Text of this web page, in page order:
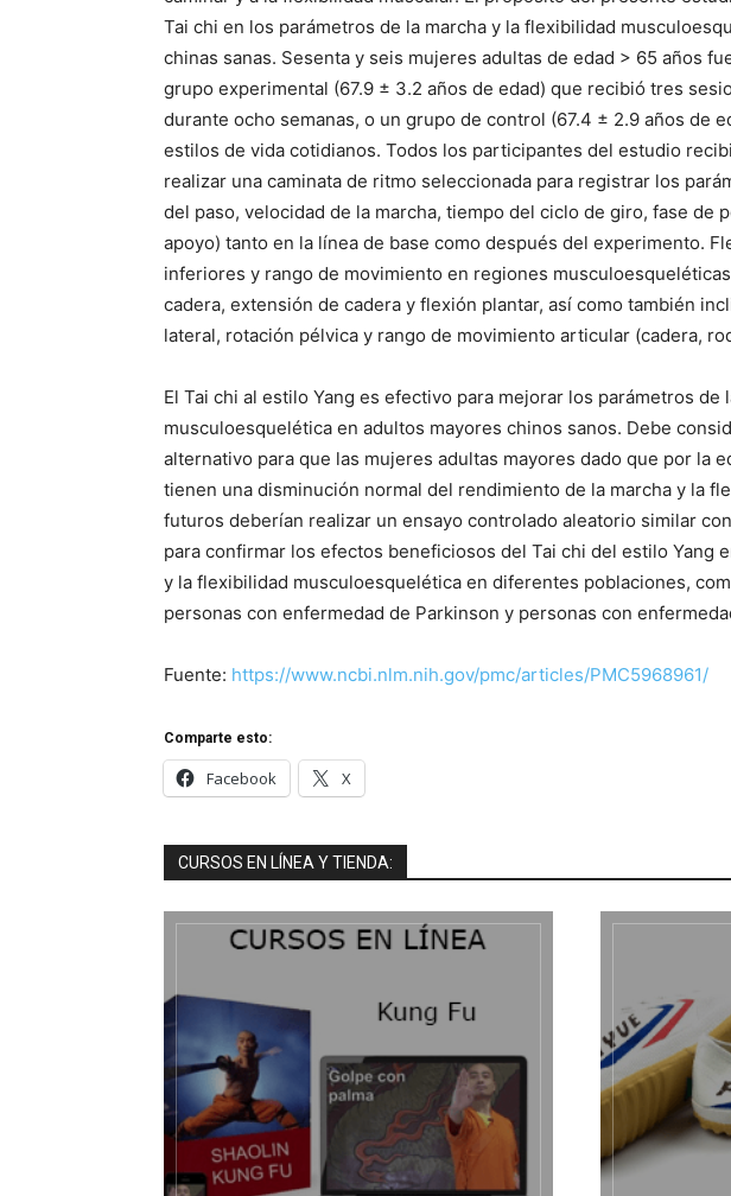
Tai chi en los parámetros de la marcha y la flexibilidad
chinas sanas. Sesenta y seis mujeres adultas de edad > 65 años
grupo experimental (67.9 ± 3.2 años de edad) que recibió tres
durante ocho semanas, o un grupo de control (67.4 ± 2.9 años de
estilos de vida cotidianos. Todos los participantes del estudio
realizar una caminata de ritmo seleccionada para registrar los
del paso, velocidad de la marcha, tiempo del ciclo de giro, fase de
apoyo) tanto en la línea de base como después del experimento.
inferiores y rango de movimiento en regiones
cadera, extensión de cadera y flexión plantar, así como también
lateral, rotación pélvica y rango de movimiento articular (cadera,
El Tai chi al estilo Yang es efectivo para mejorar los parámetros de
musculoesquelética en adultos mayores chinos sanos. Debe
alternativo para que las mujeres adultas mayores dado que por la
tienen una disminución normal del rendimiento de la marcha y la
futuros deberían realizar un ensayo controlado aleatorio similar
para confirmar los efectos beneficiosos del Tai chi del estilo Yang
y la flexibilidad musculoesquelética en diferentes poblaciones,
personas con enfermedad de Parkinson y personas con
Fuente: https://www.ncbi.nlm.nih.gov/pmc/articles/PMC5968961/
Comparte esto:
Facebook X
CURSOS EN LÍNEA Y TIENDA: